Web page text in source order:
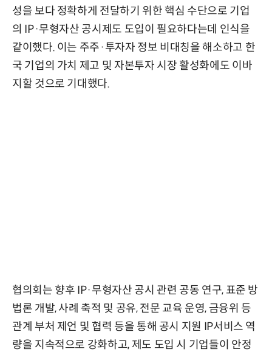
성을 보다 정확하게 전달하기 위한 핵심 수단으로 기업
의 IP·무형자산 공시제도 도입이 필요하다는데 인식을
같이했다. 이는 주주·투자자 정보 비대칭을 해소하고 한
국 기업의 가치 제고 및 자본투자 시장 활성화에도 이바
지할 것으로 기대했다.
협의회는 향후 IP·무형자산 공시 관련 공동 연구, 표준 방
법론 개발, 사례 축적 및 공유, 전문 교육 운영, 금융위 등
관계 부처 제언 및 협력 등을 통해 공시 지원 IP서비스 역
량을 지속적으로 강화하고, 제도 도입 시 기업들이 안정